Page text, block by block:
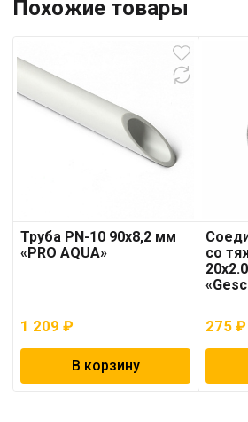
Похожие товары
Труба PN-10 90х8,2 мм
«PRO AQUA»
1 209 ₽
В корзину
со
275₽